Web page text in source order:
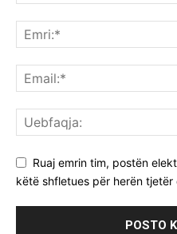
Ruaj emrin tim, postën
këtë shfletues për herën tjetër